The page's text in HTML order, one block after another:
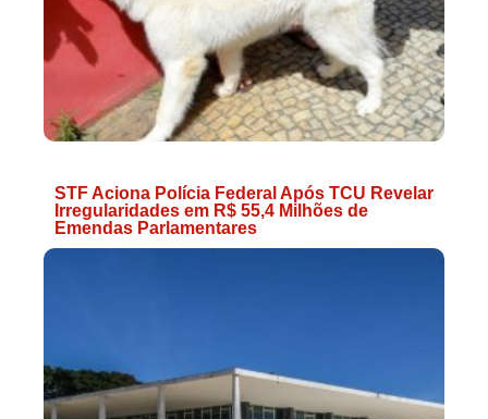
STF Aciona Polícia Federal Após TCU Revelar
Irregularidades em R$ 55,4 Milhões de
Emendas Parlamentares